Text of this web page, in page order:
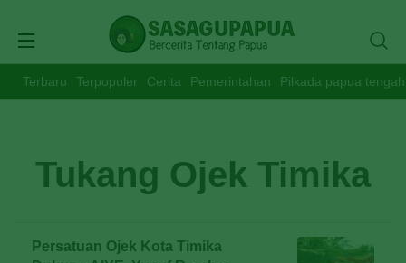
Terbaru Terpopuler Cerita Pemerintahan Pilkada papua tengah
Tukang Ojek Timika
Persatuan Ojek Kota Timika